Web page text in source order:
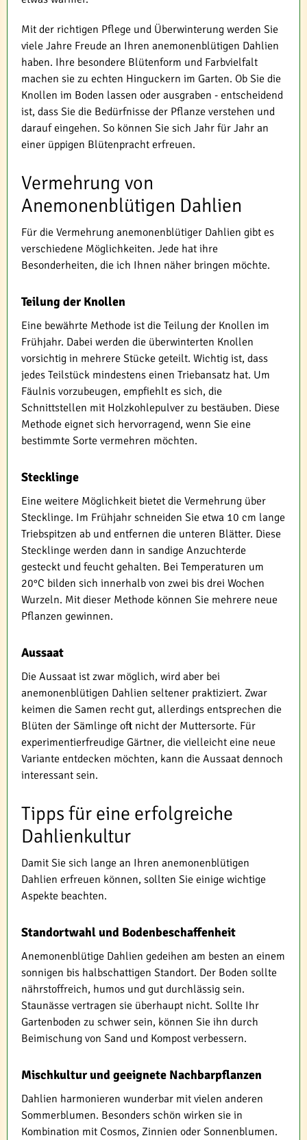
Mit der richtigen Pflege und Überwinterung werden Sie
viele Jahre Freude an Ihren anemonenblütigen Dahlien
haben. Ihre besondere Blütenform und Farbvielfalt
machen sie zu echten Hinguckern im Garten. Ob Sie die
Knollen im Boden lassen oder ausgraben - entscheidend
ist, dass Sie die Bedürfnisse der Pflanze verstehen und
darauf eingehen. So können Sie sich Jahr für Jahr an
einer üppigen Blütenpracht erfreuen.
Vermehrung von
Anemonenblütigen Dahlien
Für die Vermehrung anemonenblütiger Dahlien gibt es
verschiedene Möglichkeiten. Jede hat ihre
Besonderheiten, die ich Ihnen näher bringen möchte.
Teilung der Knollen
Eine bewährte Methode ist die Teilung der Knollen im
Frühjahr. Dabei werden die überwinterten Knollen
vorsichtig in mehrere Stücke geteilt. Wichtig ist, dass
jedes Teilstück mindestens einen Triebansatz hat. Um
Fäulnis vorzubeugen, empfiehlt es sich, die
Schnittstellen mit Holzkohlepulver zu bestäuben. Diese
Methode eignet sich hervorragend, wenn Sie eine
bestimmte Sorte vermehren möchten.
Stecklinge
Eine weitere Möglichkeit bietet die Vermehrung über
Stecklinge. Im Frühjahr schneiden Sie etwa 10 cm lange
Triebspitzen ab und entfernen die unteren Blätter. Diese
Stecklinge werden dann in sandige Anzuchterde
gesteckt und feucht gehalten. Bei Temperaturen um
20°C bilden sich innerhalb von zwei bis drei Wochen
Wurzeln. Mit dieser Methode können Sie mehrere neue
Pflanzen gewinnen.
Aussaat
Die Aussaat ist zwar möglich, wird aber bei
anemonenblütigen Dahlien seltener praktiziert. Zwar
keimen die Samen recht gut, allerdings entsprechen die
Blüten der Sämlinge oft nicht der Muttersorte. Für
experimentierfreudige Gärtner, die vielleicht eine neue
Variante entdecken möchten, kann die Aussaat dennoch
interessant sein.
Tipps für eine erfolgreiche
Dahlienkultur
Damit Sie sich lange an Ihren anemonenblütigen
Dahlien erfreuen können, sollten Sie einige wichtige
Aspekte beachten.
Standortwahl und Bodenbeschaffenheit
Anemonenblütige Dahlien gedeihen am besten an einem
sonnigen bis halbschattigen Standort. Der Boden sollte
nährstoffreich, humos und gut durchlässig sein.
Staunässe vertragen sie überhaupt nicht. Sollte Ihr
Gartenboden zu schwer sein, können Sie ihn durch
Beimischung von Sand und Kompost verbessern.
Mischkultur und geeignete Nachbarpflanzen
Dahlien harmonieren wunderbar mit vielen anderen
Sommerblumen. Besonders schön wirken sie in
Kombination mit Cosmos, Zinnien oder Sonnenblumen.